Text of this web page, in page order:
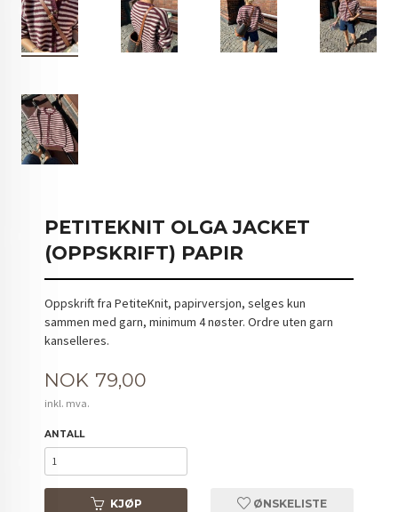
PETITEKNIT OLGA JACKET
(OPPSKRIFT) PAPIR
Oppskrift fra PetiteKnit, papirversjon, selges kun
sammen med garn, minimum 4 nøster. Ordre uten garn
kanselleres.
Pris
NOK 79,00
inkl. mva.
ANTALL
KJØP ØNSKELISTE